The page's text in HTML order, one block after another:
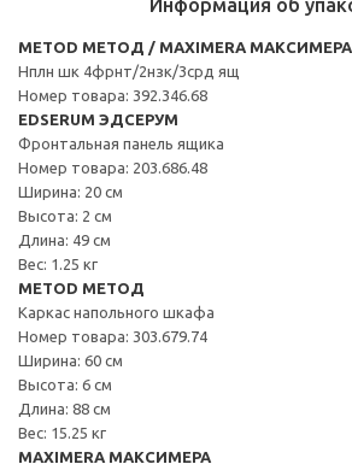
Информация об
METOD МЕТОД / MAXIMERA МАКСИМЕРА
Нплн шк 4фрнт/2нзк/3срд ящ
Номер товара: 392.346.68
EDSERUM ЭДСЕРУМ
Фронтальная панель ящика
Номер товара: 203.686.48
Ширина: 20 см
Высота: 2 см
Длина: 49 см
Вес: 1.25 кг
METOD МЕТОД
Каркас напольного шкафа
Номер товара: 303.679.74
Ширина: 60 см
Высота: 6 см
Длина: 88 см
Вес: 15.25 кг
MAXIMERA МАКСИМЕРА